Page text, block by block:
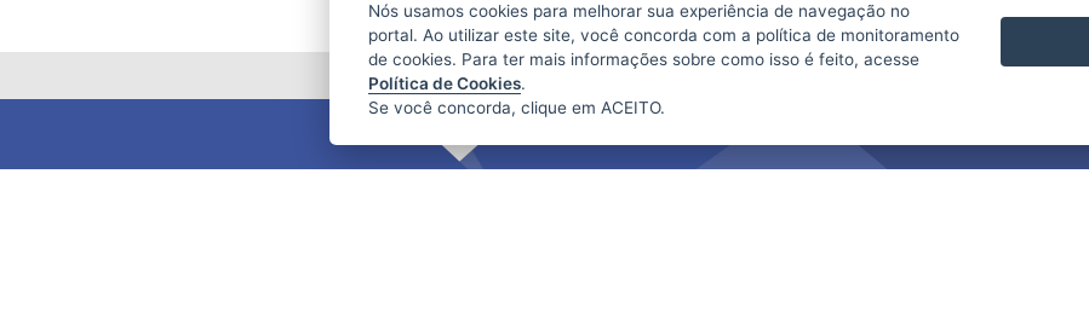
Nós usamos cookies para melhorar sua experiência de navegação no
portal. Ao utilizar este site, você concorda com a política de monitoramento
de cookies. Para ter mais informações sobre como isso é feito, acesse
Política de Cookies.
Se você concorda, clique em ACEITO.